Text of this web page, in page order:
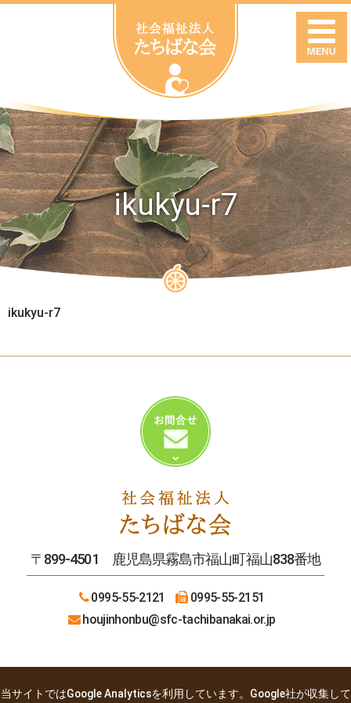
ikukyu-r7
ikukyu-r7
〒899-4501 鹿児島県霧島市福山町福山838番地
0995-55-2121
0995-55-2151
houjinhonbu@sfc-tachibanakai.or.jp
当サイトではGoogle Analyticsを利用しています。Google社が収集して